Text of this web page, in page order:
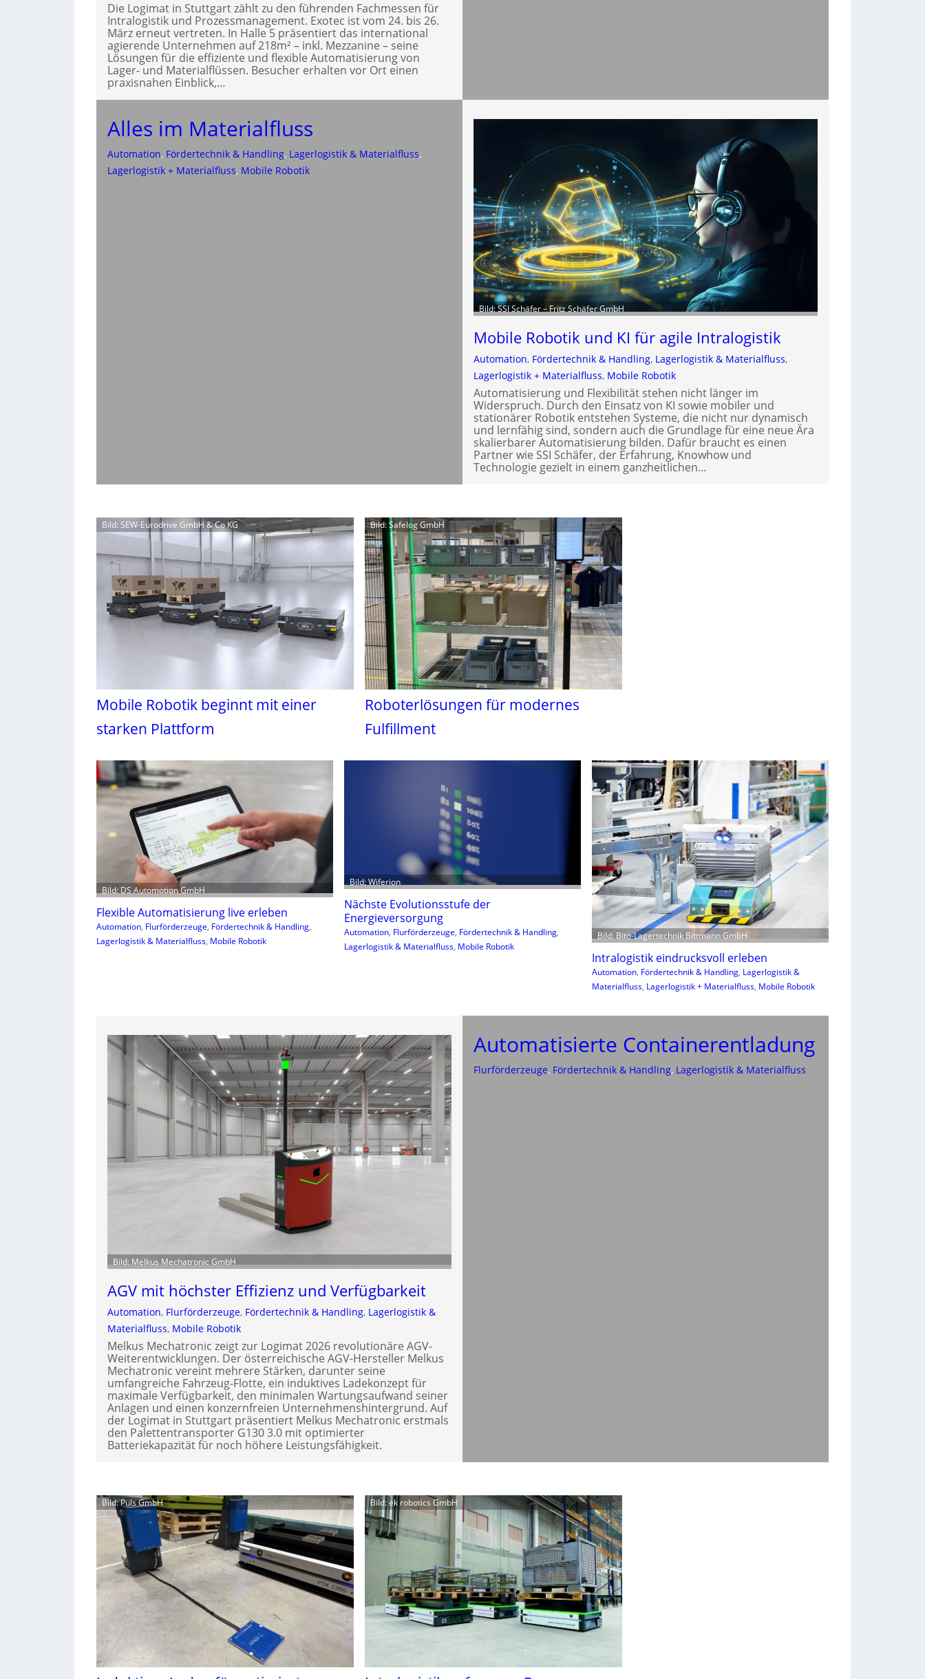
Die Logimat in Stuttgart zählt zu den führenden Fachmessen für
Intralogistik und Prozessmanagement. Exotec ist vom 24. bis 26.
März erneut vertreten. In Halle 5 präsentiert das international
agierende Unternehmen auf 218m² – inkl. Mezzanine – seine
Lösungen für die effiziente und flexible Automatisierung von
Lager- und Materialflüssen. Besucher erhalten vor Ort einen
praxisnahen Einblick,…
Alles im Materialfluss
Automation, Fördertechnik & Handling, Lagerlogistik & Materialfluss
Lagerlogistik + Materialfluss, Mobile Robotik
Bild: SSI Schäfer – Fritz Schäfer GmbH
Mobile Robotik und KI für agile Intralogistik
Automation, Fördertechnik & Handling, Lagerlogistik & Materialfluss
Lagerlogistik + Materialfluss, Mobile Robotik
Automatisierung und Flexibilität stehen nicht länger im
Widerspruch. Durch den Einsatz von KI sowie mobiler und
stationärer Robotik entstehen Systeme, die nicht nur dynamisch
und lernfähig sind, sondern auch die Grundlage für eine neue Ära
skalierbarer Automatisierung bilden. Dafür braucht es einen
Partner wie SSI Schäfer, der Erfahrung, Knowhow und
Technologie gezielt in einem ganzheitlichen…
Bild: SEW-Eurodrive GmbH & Co KG
Mobile Robotik beginnt mit einer
starken Plattform
Bild: Safelog GmbH
Roboterlösungen für modernes
Fulfillment
Bild: DS Automotion GmbH
Flexible Automatisierung live erleben
Automation, Flurförderzeuge, Fördertechnik & Handling
Lagerlogistik & Materialfluss, Mobile Robotik
Bild: Wiferion
Nächste Evolutionsstufe der
Energieversorgung
Automation, Flurförderzeuge, Fördertechnik & Handling
Lagerlogistik & Materialfluss, Mobile Robotik
Bild: Bito-Lagertechnik Bittmann GmbH
Intralogistik eindrucksvoll erleben
Automation, Fördertechnik & Handling, Lagerlogistik &
Materialfluss, Lagerlogistik + Materialfluss, Mobile Robotik
Bild: Melkus Mechatronic GmbH
AGV mit höchster Effizienz und Verfügbarkeit
Automation, Flurförderzeuge, Fördertechnik & Handling, Lagerlogistik &
Materialfluss, Mobile Robotik
Melkus Mechatronic zeigt zur Logimat 2026 revolutionäre AGV-
Weiterentwicklungen. Der österreichische AGV-Hersteller Melkus
Mechatronic vereint mehrere Stärken, darunter seine
umfangreiche Fahrzeug-Flotte, ein induktives Ladekonzept für
maximale Verfügbarkeit, den minimalen Wartungsaufwand seiner
Anlagen und einen konzernfreien Unternehmenshintergrund. Auf
der Logimat in Stuttgart präsentiert Melkus Mechatronic erstmals
den Palettentransporter G130 3.0 mit optimierter
Batteriekapazität für noch höhere Leistungsfähigkeit.
Automatisierte Containerentladung
Flurförderzeuge, Fördertechnik & Handling, Lagerlogistik & Materialfluss
Bild: Puls GmbH Bild: ek robotics GmbH